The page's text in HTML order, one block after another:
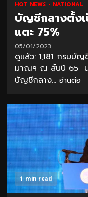
HOT NEWS NATIONAL
บัญชีกลางตั้งเ
แตะ 75%
05/01/2023
ดูแล้ว: 1,181 กรมบัญ
มาณฯ ณ สิ้นปี 65 น
บัญชีกลาง... อ่านต่อ
1 min read